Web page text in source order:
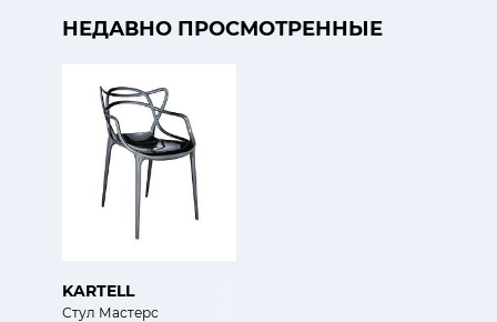
НЕДАВНО ПРОСМОТРЕННЫЕ
KARTELL
Стул Мастерс